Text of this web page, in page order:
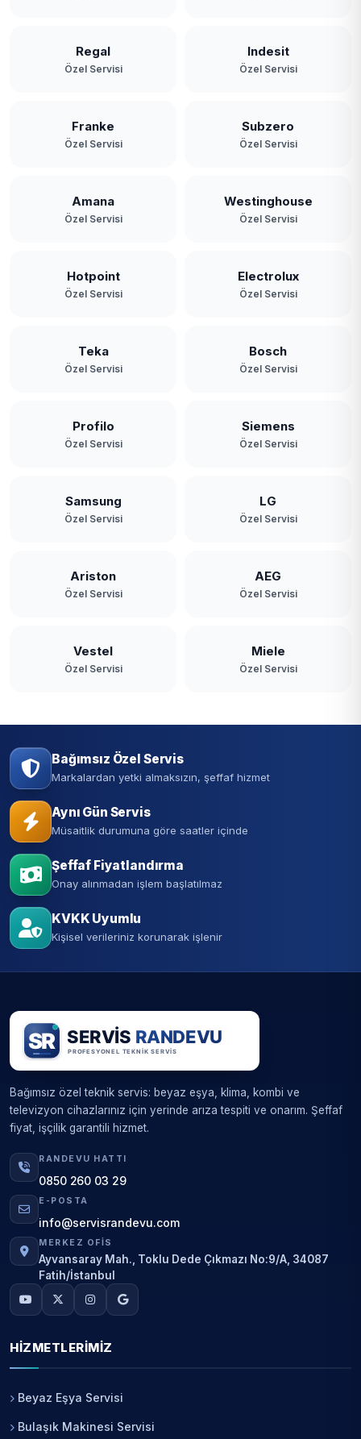
Paşamandıra
Riva
Soğuksu
Yavuz Selim
Zerzavatçı
Regal
Özel Servisi
Indesit
Özel Servisi
Franke
Özel Servisi
Subzero
Özel Servisi
Amana
Özel Servisi
Westinghouse
Özel Servisi
Hotpoint
Özel Servisi
Electrolux
Özel Servisi
Teka
Özel Servisi
Bosch
Özel Servisi
Profilo
Özel Servisi
Siemens
Özel Servisi
Samsung
Özel Servisi
LG
Özel Servisi
Ariston
Özel Servisi
AEG
Özel Servisi
Vestel
Özel Servisi
Miele
Özel Servisi
Bağımsız Özel Servis
Markalardan yetki almaksızın, şeffaf hizmet
Aynı Gün Servis
Müsaitlik durumuna göre saatler içinde
Şeffaf Fiyatlandırma
Onay alınmadan işlem başlatılmaz
KVKK Uyumlu
Kişisel verileriniz korunarak işlenir
Bağımsız özel teknik servis: beyaz eşya, klima, kombi ve
televizyon cihazlarınız için yerinde arıza tespiti ve onarım. Şeffaf
fiyat, işçilik garantili hizmet.
RANDEVU HATTI
0850 260 03 29
E-POSTA
info@servisrandevu.com
MERKEZ OFIS
Ayvansaray Mah., Toklu Dede Çıkmazı No:9/A, 34087
Fatih/İstanbul
HIZMETLERIMIZ
Beyaz Eşya Servisi
Bulaşık Makinesi Servisi